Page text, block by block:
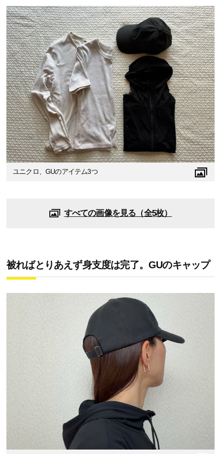
ユニクロ、GUのアイテム3つ
すべての画像を見る（全5枚）
被ればとりあえず身支度は完了。GUのキャップ